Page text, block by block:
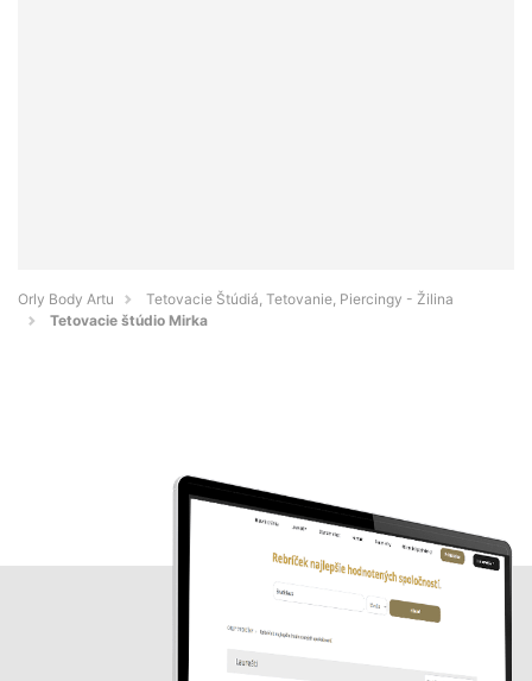
Orly Body Artu
Tetovacie Štúdiá, Tetovanie, Piercingy - Žilina
Tetovacie štúdio Mirka